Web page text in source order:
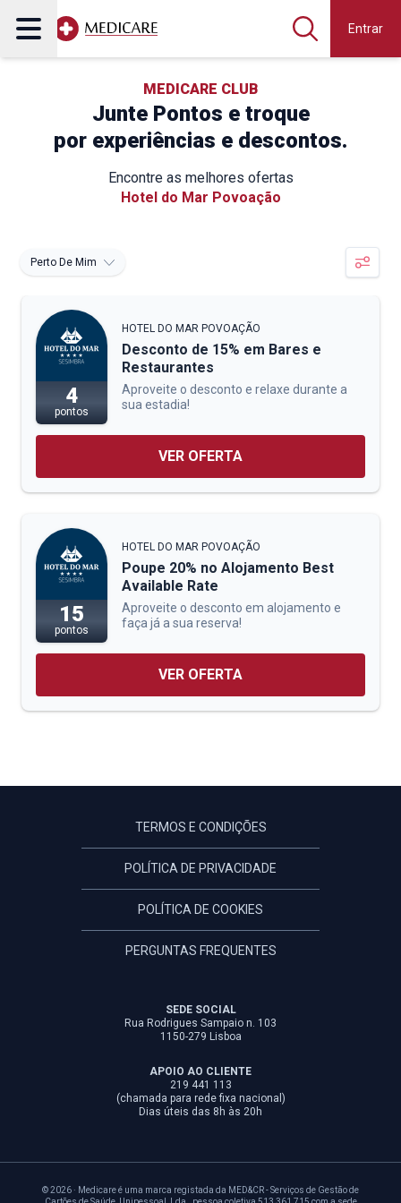
Entrar
MEDICARE CLUB
Junte Pontos e troque
por experiências e descontos.
Encontre as melhores ofertas
Hotel do Mar Povoação
Perto De Mim
4
pontos
HOTEL DO MAR POVOAÇÃO
Desconto de 15% em Bares e
Restaurantes
Aproveite o desconto e relaxe durante a
sua estadia!
VER OFERTA
15
pontos
HOTEL DO MAR POVOAÇÃO
Poupe 20% no Alojamento Best
Available Rate
Aproveite o desconto em alojamento e
faça já a sua reserva!
VER OFERTA
TERMOS E CONDIÇÕES
POLÍTICA DE PRIVACIDADE
POLÍTICA DE COOKIES
PERGUNTAS FREQUENTES
SEDE SOCIAL
Rua Rodrigues Sampaio n. 103
1150-279 Lisboa
APOIO AO CLIENTE
219 441 113
(chamada para rede fixa nacional)
Dias úteis das 8h às 20h
© 2026 · Medicare é uma marca registada da MED&CR - Serviços de Gestão de